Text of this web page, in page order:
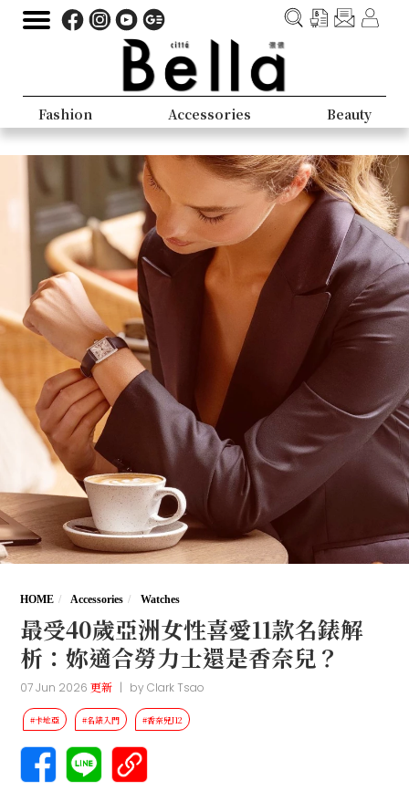
Fashion Accessories Beauty
HOME Accessories Watches
最受40歲亞洲女性喜愛11款名錶解
析：妳適合勞力士還是香奈兒？
07 Jun 2026更新 | byClark Tsao
#卡地亞 #名錶入門 #香奈兒J12